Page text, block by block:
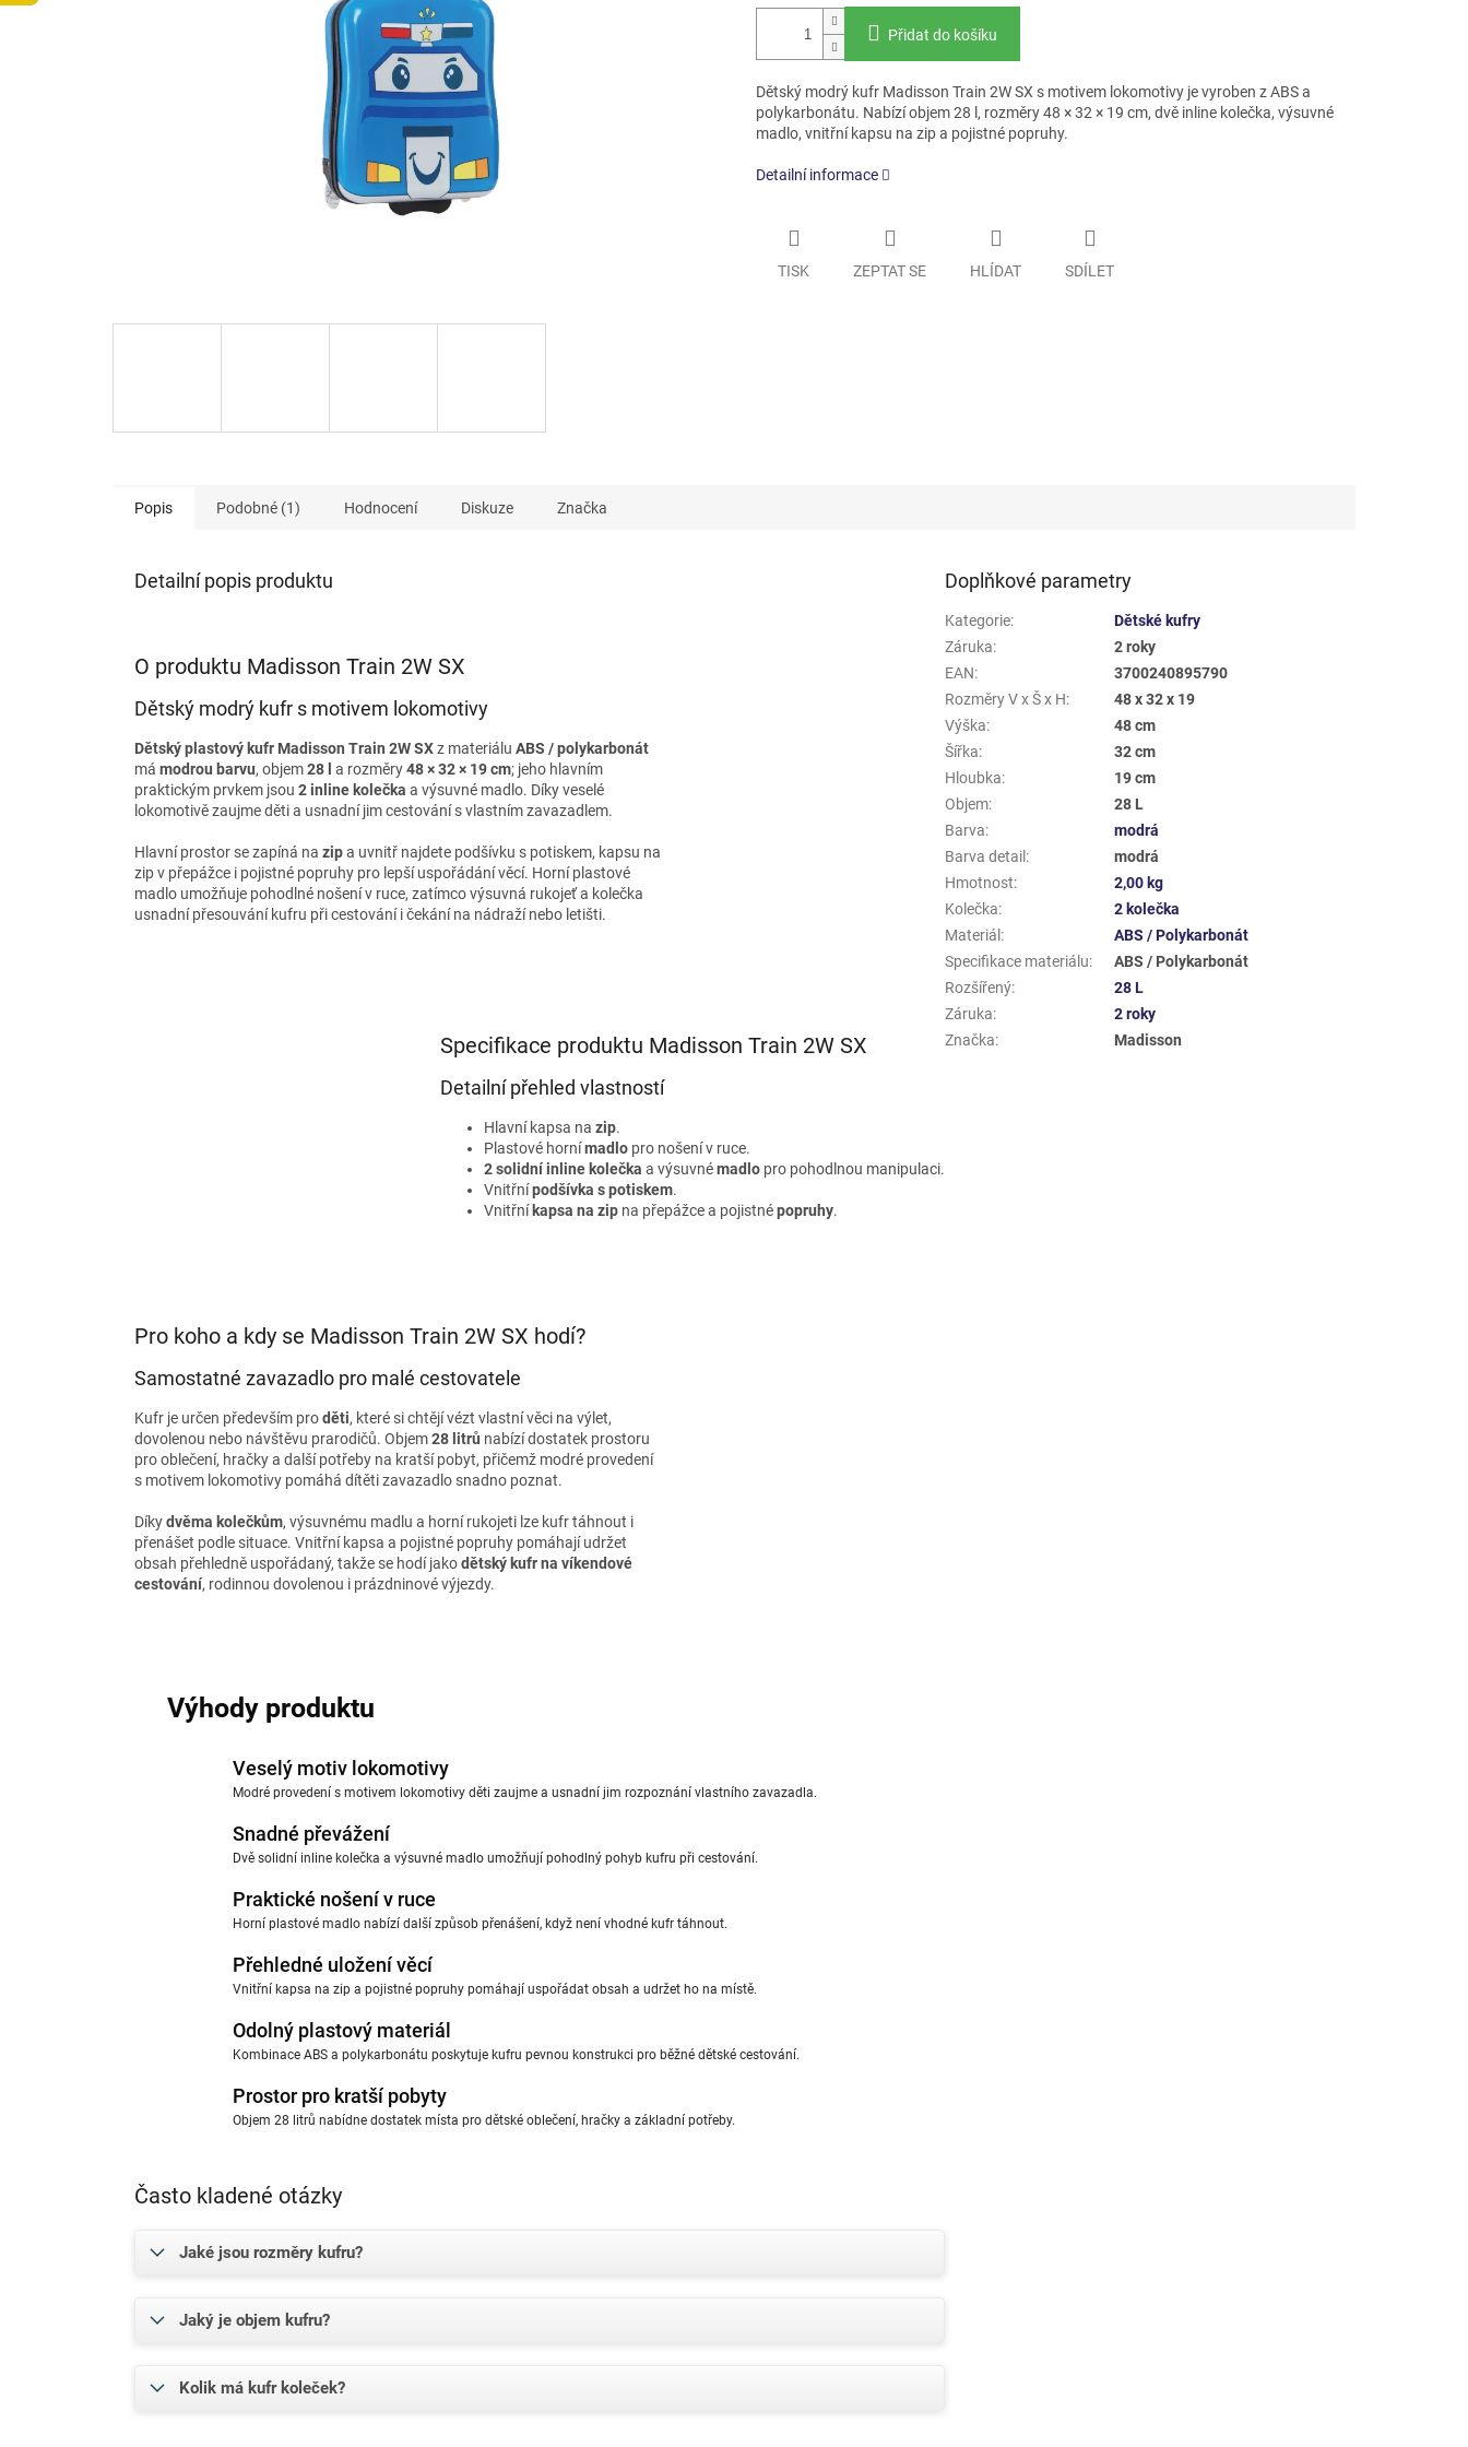
Přidat do košíku
Dětský modrý kufr Madisson Train 2W SX s motivem lokomotivy je vyroben z ABS a
polykarbonátu. Nabízí objem 28 l, rozměry 48 × 32 × 19 cm, dvě inline kolečka, výsuvné
madlo, vnitřní kapsu na zip a pojistné popruhy.
Detailní informace
TISK ZEPTAT SE HLÍDAT SDÍLET
Popis Podobné (1) Hodnocení Diskuze Značka
Detailní popis produktu
O produktu Madisson Train 2W SX
Dětský modrý kufr s motivem lokomotivy
Dětský plastový kufr Madisson Train 2W SXz materiálu ABS / polykarbonát
má modrou barvu, objem28 l a rozměry48 × 32 × 19 cm; jeho hlavním
praktickým prvkem jsou 2 inline kolečka a výsuvné madlo. Díky veselé
lokomotivě zaujme děti a usnadní jim cestování s vlastním zavazadlem.
Hlavní prostor se zapíná na zipa uvnitř najdete podšívku s potiskem, kapsu na
zip v přepážce i pojistné popruhy pro lepší uspořádání věcí. Horní plastové
madlo umožňuje pohodlné nošení v ruce, zatímco výsuvná rukojeť a kolečka
usnadní přesouvání kufru při cestování i čekání na nádraží nebo letišti.
Specifikace produktu Madisson Train 2W SX
Detailní přehled vlastností
Hlavní kapsa na zip.
Plastové hornímadlopro nošení v ruce.
2 solidní inline kolečka a výsuvnémadlopro pohodlnou manipulaci.
Vnitřnípodšívka s potiskem.
Vnitřní kapsa na zipna přepážce a pojistnépopruhy.
Pro koho a kdy se Madisson Train 2W SX hodí?
Samostatné zavazadlo pro malé cestovatele
Kufr je určen především proděti, které si chtějí vézt vlastní věci na výlet,
dovolenou nebo návštěvu prarodičů. Objem28 litrů nabízí dostatek prostoru
pro oblečení, hračky a další potřeby na kratší pobyt, přičemž modré provedení
s motivem lokomotivy pomáhá dítěti zavazadlo snadno poznat.
Díkydvěma kolečkům, výsuvnému madlu a horní rukojeti lze kufr táhnout i
přenášet podle situace. Vnitřní kapsa a pojistné popruhy pomáhají udržet
obsah přehledně uspořádaný, takže se hodí jakodětský kufr na víkendové
cestování, rodinnou dovolenou i prázdninové výjezdy.
Výhody produktu
Veselý motiv lokomotivy
Modré provedení s motivem lokomotivy děti zaujme a usnadní jim rozpoznání vlastního zavazadla.
Snadné převážení
Dvě solidní inline kolečka a výsuvné madlo umožňují pohodlný pohyb kufru při cestování.
Praktické nošení v ruce
Horní plastové madlo nabízí další způsob přenášení, když není vhodné kufr táhnout.
Přehledné uložení věcí
Vnitřní kapsa na zip a pojistné popruhy pomáhají uspořádat obsah a udržet ho na místě.
Odolný plastový materiál
Kombinace ABS a polykarbonátu poskytuje kufru pevnou konstrukci pro běžné dětské cestování.
Prostor pro kratší pobyty
Objem 28 litrů nabídne dostatek místa pro dětské oblečení, hračky a základní potřeby.
Často kladené otázky
Jaké jsou rozměry kufru?
Jaký je objem kufru?
Kolik má kufr koleček?
Doplňkové parametry
Kategorie:
Dětské kufry
Záruka:
2 roky
EAN:
3700240895790
Rozměry V x Š x H:
48 x 32 x 19
Výška:
48 cm
Šířka:
32 cm
Hloubka:
19 cm
Objem:
28 L
Barva:
modrá
Barva detail :
modrá
Hmotnost:
2,00 kg
Kolečka:
2 kolečka
Materiál :
ABS / Polykarbonát
Specifikace materiálu:
ABS / Polykarbonát
Rozšířený:
28 L
Záruka:
2 roky
Značka: Madisson